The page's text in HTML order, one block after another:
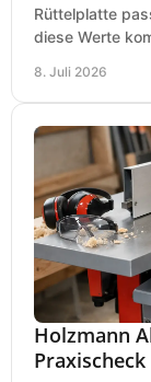
Rüttelplatte
diese Werte
8. Juli 2026
Holzmann
Praxischeck